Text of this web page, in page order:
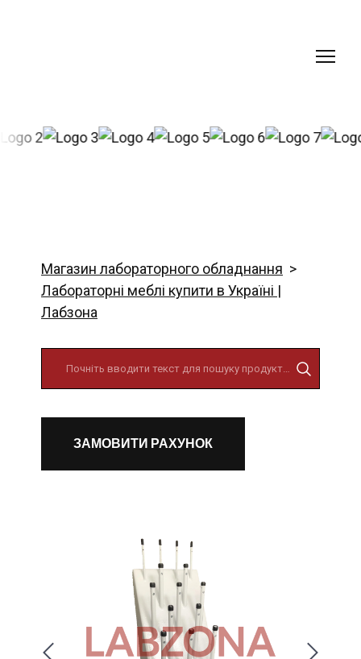
Магазин лабораторного обладнання
Лабораторні меблі купити в Україні |
Лабзона
ЗАМОВИТИ РАХУНОК